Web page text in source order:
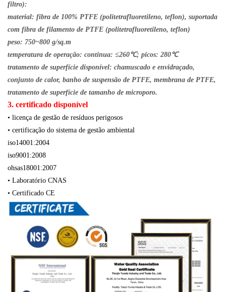
filtro):
material: fibra de 100% PTFE (politetrafluoretileno, teflon), suportada
com fibra de filamento de PTFE (politetrafluoretileno, teflon)
peso: 750~800 g/sq.m
temperatura de operação: continua: ≤260℃; picos: 280℃
tratamento de superfície disponível: chamuscado e envidraçado,
conjunto de calor, banho de suspensão de PTFE, membrana de PTFE,
tratamento de superfície de tamanho de microporo.
3. certificado disponível
• licença de gestão de resíduos perigosos
• certificação do sistema de gestão ambiental
iso14001:2004
iso9001:2008
ohsas18001:2007
• Laboratório CNAS
• Certificado CE